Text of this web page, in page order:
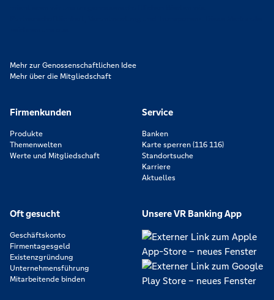
Mehr zur Genossenschaftlichen Idee
Mehr über die Mitgliedschaft
Firmenkunden
Produkte
Themenwelten
Werte und Mitgliedschaft
Service
Banken
Karte sperren (116 116)
Standortsuche
Karriere
Aktuelles
Oft gesucht
Geschäftskonto
Firmentagesgeld
Existenzgründung
Unternehmensführung
Mitarbeitende binden
Unsere VR Banking App